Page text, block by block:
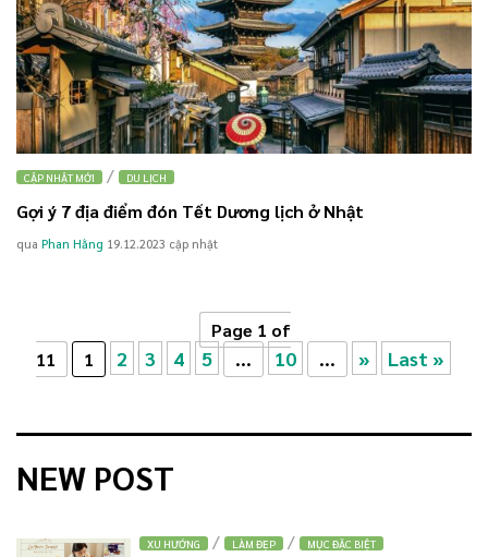
CẬP NHẬT MỚI / DU LỊCH
Gợi ý 7 địa điểm đón Tết Dương lịch ở Nhật
qua Phan Hằng 19.12.2023 cập nhật
Page 1 of
11
1 2 3 4 5 ... 10 ... » Last »
NEW POST
XU HƯỚNG / LÀM ĐẸP / MỤC ĐẶC BIỆT